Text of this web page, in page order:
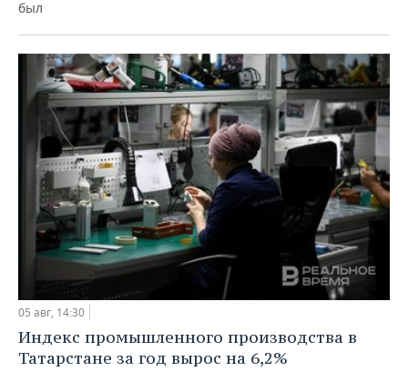
был
05 авг, 14:30
Индекс промышленного производства в
Татарстане за год вырос на 6,2%